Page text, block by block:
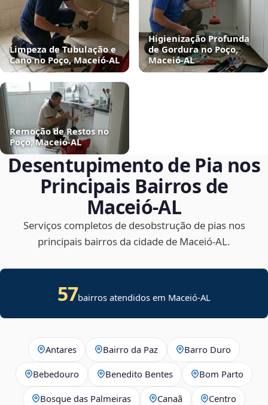
Limpeza de Tubulação e
Cano no Poço, Maceió‑AL
Higienização Profunda
de Gordura no Poço,
Maceió‑AL
Remoção de Restos no
Poço, Maceió‑AL
Desentupimento de Pia nos
Principais Bairros de
Maceió‑AL
Serviços completos de desobstrução de pias nos
principais bairros da cidade de Maceió‑AL.
57bairros atendidos em Maceió-AL
Antares Bairro da Paz Barro Duro
Bebedouro Benedito Bentes Bom Parto
Bosque das Palmeiras Canaã Centro